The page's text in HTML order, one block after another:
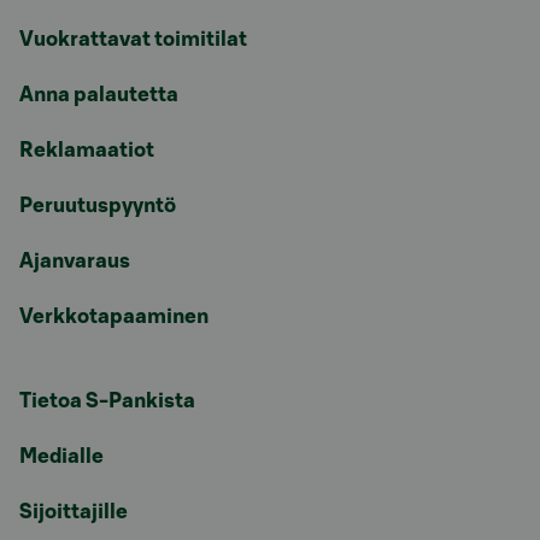
Vuokrattavat toimitilat
Anna palautetta
Reklamaatiot
Peruutuspyyntö
Ajanvaraus
Verkkotapaaminen
Tietoa S-Pankista
Medialle
Sijoittajille